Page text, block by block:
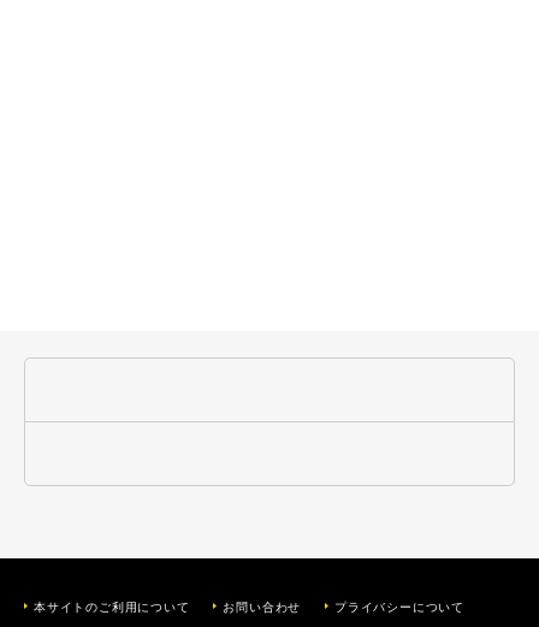
本サイトのご利用について お問い合わせ プライバシーについて